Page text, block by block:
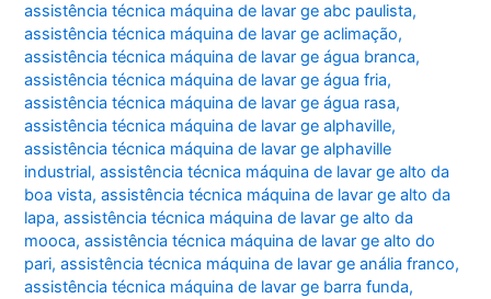
assistência técnica máquina de lavar ge abc paulista,
assistência técnica máquina de lavar ge aclimação,
assistência técnica máquina de lavar ge água branca,
assistência técnica máquina de lavar ge água fria,
assistência técnica máquina de lavar ge água rasa,
assistência técnica máquina de lavar ge alphaville,
assistência técnica máquina de lavar ge alphaville
industrial,assistência técnica máquina de lavar ge alto da
boa vista,assistência técnica máquina de lavar ge alto da
lapa,assistência técnica máquina de lavar ge alto da
mooca,assistência técnica máquina de lavar ge alto do
pari,assistência técnica máquina de lavar ge anália franco,
assistência técnica máquina de lavar ge barra funda,